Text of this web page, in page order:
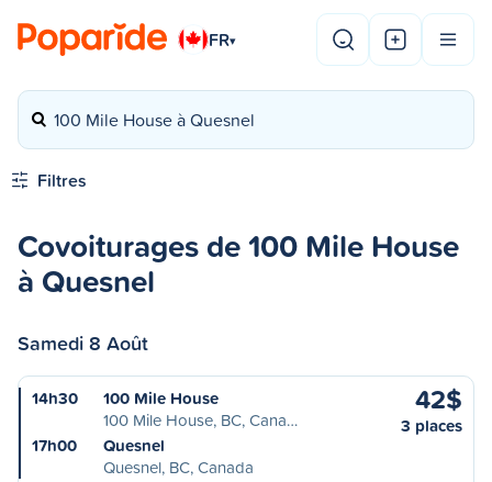
FR▾
100 Mile House à Quesnel
Filtres
Covoiturages de 100 Mile House
à Quesnel
Samedi 8 Août
14h30
100 Mile House
100 Mile House, BC, Cana…
17h00
Quesnel
Quesnel, BC, Canada
42$
3 places